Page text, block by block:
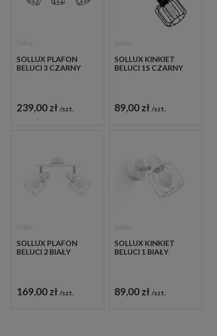
SOLLUX PLAFON
BELUCI 3 CZARNY
239,00 zł szt.
SOLLUX KINKIET
BELUCI 1S CZARNY
89,00 zł szt.
SOLLUX PLAFON
BELUCI 2 BIAŁY
169,00 zł szt.
SOLLUX KINKIET
BELUCI 1 BIAŁY
89,00 zł szt.